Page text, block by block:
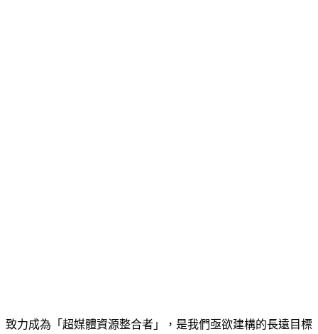
致力成為「超媒體資源整合者」，是我們亟欲建構的長遠目標